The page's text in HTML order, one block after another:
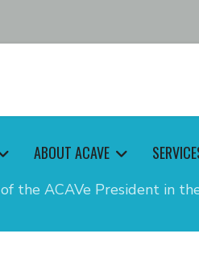
ABOUT ACAVE
the ACAVe President in